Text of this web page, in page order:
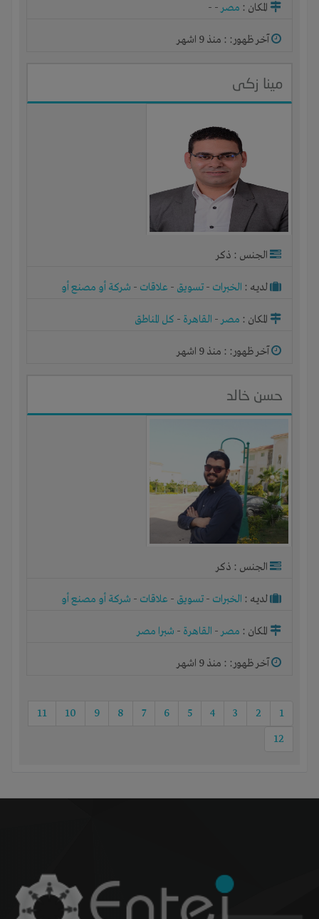
المكان : مصر-
-
آخر ظهور: : منذ 9 اشهر
مينا زكى
الجنس : ذكر
لديـه : الخبرات - تسويق - علاقات - شركة أو مصنع أو
المكان : مصر- القاهرة - كل المناطق
آخر ظهور: : منذ 9 اشهر
حسن خالد
الجنس : ذكر
لديـه : الخبرات - تسويق - علاقات - شركة أو مصنع أو
المكان : مصر- القاهرة - شبرا مصر
آخر ظهور: : منذ 9 اشهر
1
2
3
4
5
6
7
8
9
10
11
12